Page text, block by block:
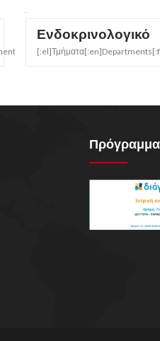
Ενδοκρινολογικό
Πρόγραμμα